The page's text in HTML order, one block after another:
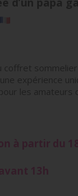
à partir du
13h